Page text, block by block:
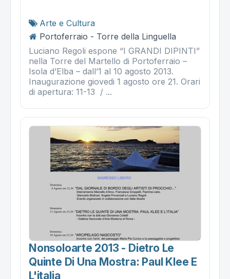
Arte e Cultura
Portoferraio - Torre della Linguella
Luciano Regoli espone “I GRANDI DIPINTI”
nella Torre del Martello di Portoferraio –
Isola d’Elba – dall’1 al 10 agosto 2013.
Inaugurazione giovedi 1 agosto ore 21. Orari
di apertura: 11-13 / ...
Nonsoloarte 2013 - Dietro Le
Quinte Di Una Mostra: Paul Klee E
L'italia